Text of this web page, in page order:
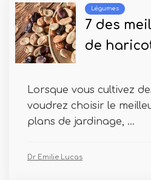
Légumes
7 des
de
Lorsque vous cultivez
voudrez choisir le
plans de jardinage, ...
Dr Emilie Lucas